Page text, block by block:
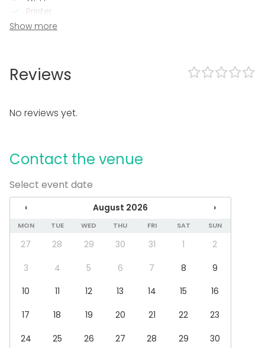
Printer
TV / Screen
Note-taking material
Whiteboard / Flip chart
Dinner / Lunch
Conference / Seminar
Fair / Exhibition
Performance / Show
Recreation
Cabin trip / Retreat
Experience / Activity
Christmas Party
Venue type
Private dining room
Show more
Reviews
No reviews yet.
Contact the venue
Select event date
‹ August 2026 ›
MON TUE WED THU FRI SAT SUN
27 28 29 30 31 1
2
3
4 5 6 7 8
9
10
11 12 13 14 15
16
17
18 19 20 21 22
23
24
25 26 27 28 29
30